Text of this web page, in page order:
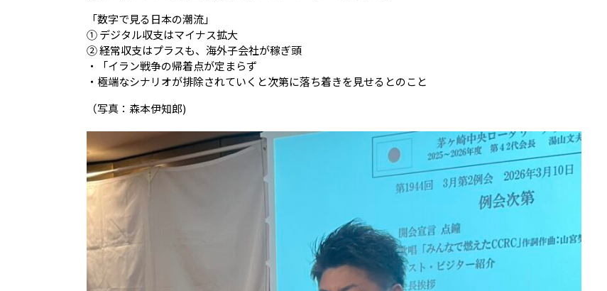
「数字で見る日本の潮流」
① デジタル収支はマイナス拡大
② 経常収支はプラスも、海外子会社が稼ぎ頭
・「イラン戦争の帰着点が定まらず
・極端なシナリオが排除されていくと次第に落ち着きを見せるとのこと
（写真：森本伊知郎)